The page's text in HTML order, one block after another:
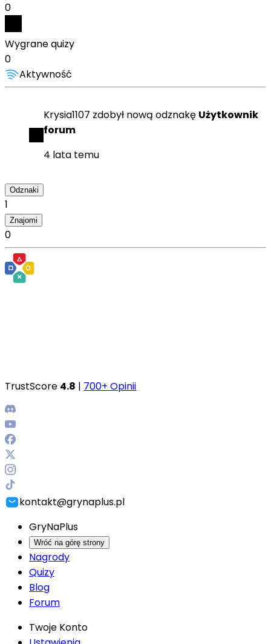
0
Wygrane quizy
0
Aktywność
Krysia1107 zdobył nową odznakę Użytkownik
forum
4 lata temu
Odznaki
1
Znajomi
0
TrustScore 4.8 | 700+ Opinii
kontakt@grynaplus.pl
GryNaPlus
Wróć na górę strony
Nagrody
Quizy
Blog
Forum
Twoje Konto